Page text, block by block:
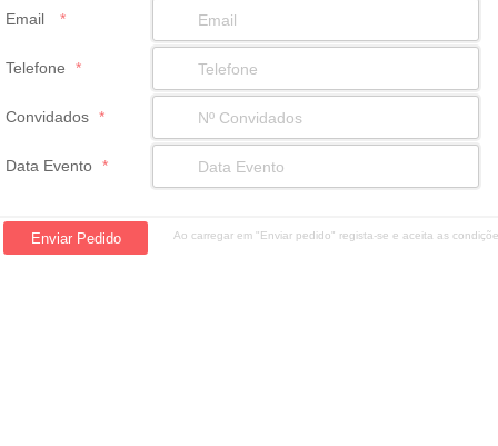
Email *
Telefone *
Convidados *
Data Evento *
Ao carregar em "Enviar pedido" regista-se e aceita as